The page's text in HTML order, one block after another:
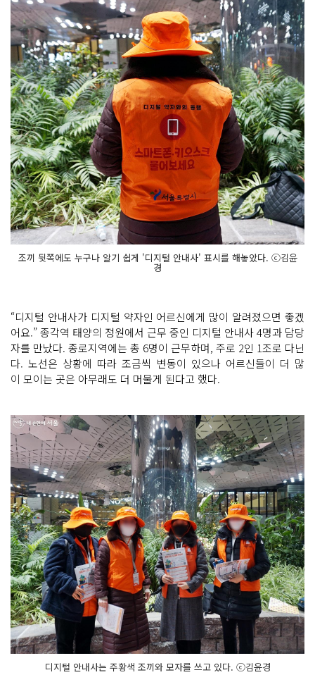
조끼 뒷쪽에도 누구나 알기 쉽게 '디지털 안내사' 표시를 해놓았다. ⓒ김윤
경
“디지털 안내사가 디지털 약자인 어르신에게 많이 알려졌으면 좋겠
어요.” 종각역 태양의 정원에서 근무 중인 디지털 안내사 4명과 담당
자를 만났다. 종로지역에는 총 6명이 근무하며, 주로 2인 1조로 다닌
다. 노선은 상황에 따라 조금씩 변동이 있으나 어르신들이 더 많
이 모이는 곳은 아무래도 더 머물게 된다고 했다.
디지털 안내사는 주황색 조끼와 모자를 쓰고 있다. ⓒ김윤경